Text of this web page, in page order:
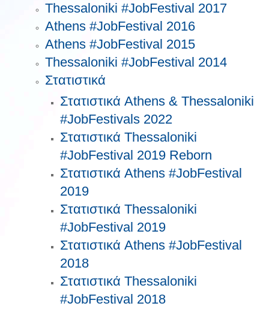
Τhessaloniki #JobFestival 2017
Athens #JobFestival 2016
Athens #JobFestival 2015
Thessaloniki #JobFestival 2014
Στατιστικά
Στατιστικά Athens & Thessaloniki
#JobFestivals 2022
Στατιστικά Thessaloniki
#JobFestival 2019 Reborn
Στατιστικά Athens #JobFestival
2019
Στατιστικά Thessaloniki
#JobFestival 2019
Στατιστικά Athens #JobFestival
2018
Στατιστικά Thessaloniki
#JobFestival 2018